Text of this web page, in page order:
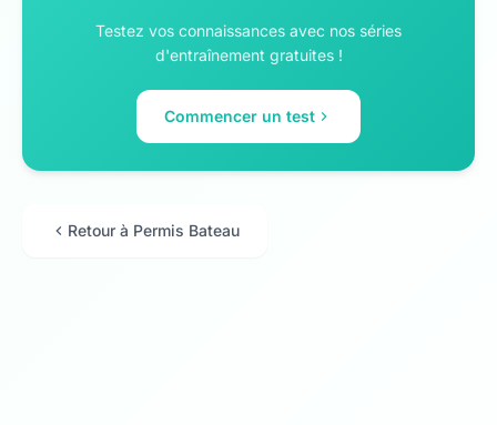
Testez vos connaissances avec nos séries
d'entraînement gratuites !
Commencer un test
Retour à Permis Bateau